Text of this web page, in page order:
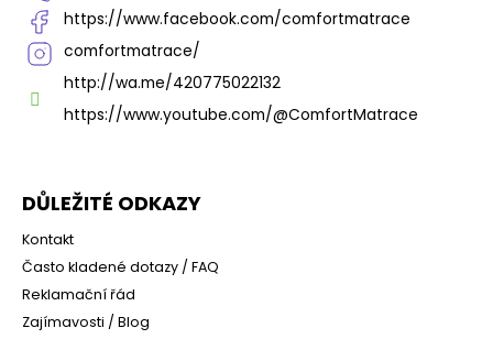
https://www.facebook.com/comfortmatrace
comfortmatrace/
http://wa.me/420775022132
https://www.youtube.com/@ComfortMatrace
DŮLEŽITÉ ODKAZY
Kontakt
Často kladené dotazy / FAQ
Reklamační řád
Zajímavosti / Blog